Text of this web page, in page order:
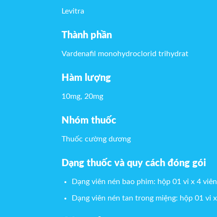
Levitra
Thành phần
Vardenafil monohydroclorid trihydrat
Hàm lượng
10mg, 20mg
Nhóm thuốc
Thuốc cường dương
Dạng thuốc và quy cách đóng gói
Dạng viên nén bao phim: hộp 01 vỉ x 4 viên
Dạng viên nén tan trong miệng: hộp 01 vỉ